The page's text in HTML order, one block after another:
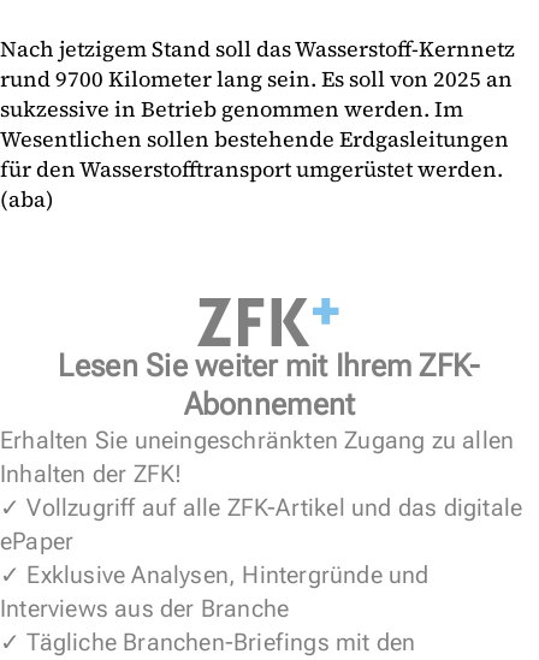
Nach jetzigem Stand soll das Wasserstoff-Kernnetz
rund 9700 Kilometer lang sein. Es soll von 2025 an
sukzessive in Betrieb genommen werden. Im
Wesentlichen sollen bestehende Erdgasleitungen
für den Wasserstofftransport umgerüstet werden.
(aba)
Lesen Sie weiter mit Ihrem ZFK-
Abonnement
Erhalten Sie uneingeschränkten Zugang zu allen
Inhalten der ZFK!
✓ Vollzugriff auf alle ZFK-Artikel und das digitale
ePaper
✓ Exklusive Analysen, Hintergründe und
Interviews aus der Branche
✓ Tägliche Branchen-Briefings mit den